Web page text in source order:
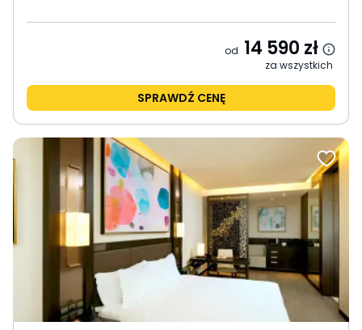
od 14 590 zł
za wszystkich
SPRAWDŹ CENĘ